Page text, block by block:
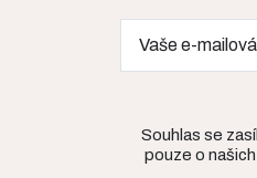
Souhlas se
pouze o